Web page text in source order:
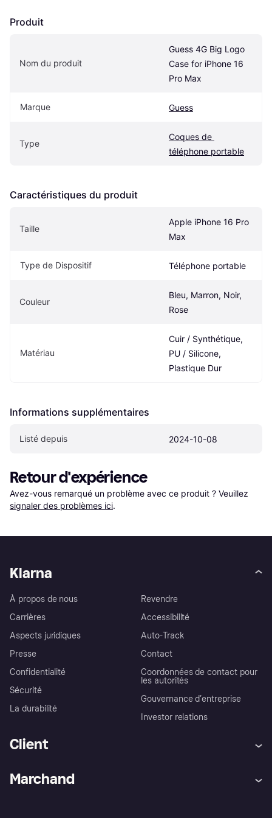
Produit
Nom du produit
Guess 4G Big Logo
Case for iPhone 16
Pro Max
Marque Guess
Type
Coques de
téléphone portable
Caractéristiques du produit
Taille
Apple iPhone 16 Pro
Max
Type de Dispositif Téléphone portable
Couleur
Bleu, Marron, Noir,
Rose
Matériau
Cuir / Synthétique,
PU / Silicone,
Plastique Dur
Informations supplémentaires
Listé depuis 2024-10-08
Retour d'expérience
Avez-vous remarqué un problème avec ce produit ? Veuillez
signaler des problèmes ici.
Klarna
À propos de nous
Carrières
Aspects juridiques
Presse
Confidentialité
Sécurité
La durabilité
Revendre
Accessibilité
Auto-Track
Contact
Coordonnées de contact pour
les autorités
Gouvernance d’entreprise
Investor relations
Client
Marchand